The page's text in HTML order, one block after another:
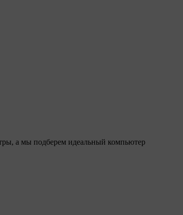
а мы подберем идеальный компьютер